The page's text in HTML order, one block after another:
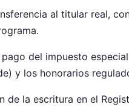
al titular real,
del impuesto
y los honorarios
de la escritura en el